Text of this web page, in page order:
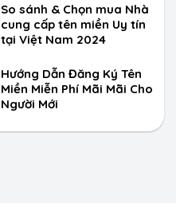
So sánh & Chọn mua Nhà
cung cấp tên miền Uy tín
tại Việt Nam 2024
Hướng Dẫn Đăng Ký Tên
Miền Miễn Phí Mãi Mãi Cho
Người Mới